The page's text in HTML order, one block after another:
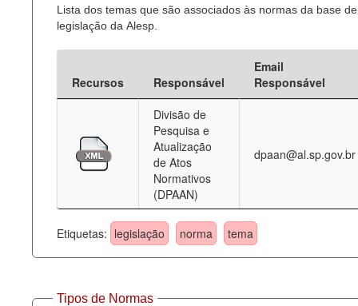
Lista dos temas que são associados às normas da base de
legislação da Alesp.
Recursos Responsável
Email
Responsável
Divisão de
Pesquisa e
Atualização
de Atos
Normativos
(DPAAN)
dpaan@al.sp.gov.br
Etiquetas: legislação norma tema
Tipos de Normas